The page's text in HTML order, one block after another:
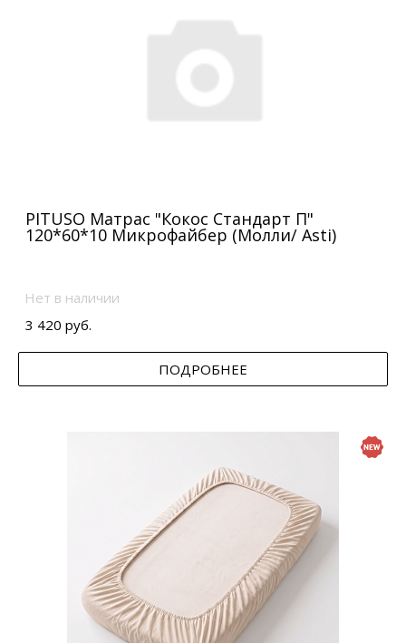
PITUSO Матрас "Кокос Стандарт П"
120*60*10 Микрофайбер (Молли/ Asti)
Нет в наличии
3 420 руб.
ПОДРОБНЕЕ